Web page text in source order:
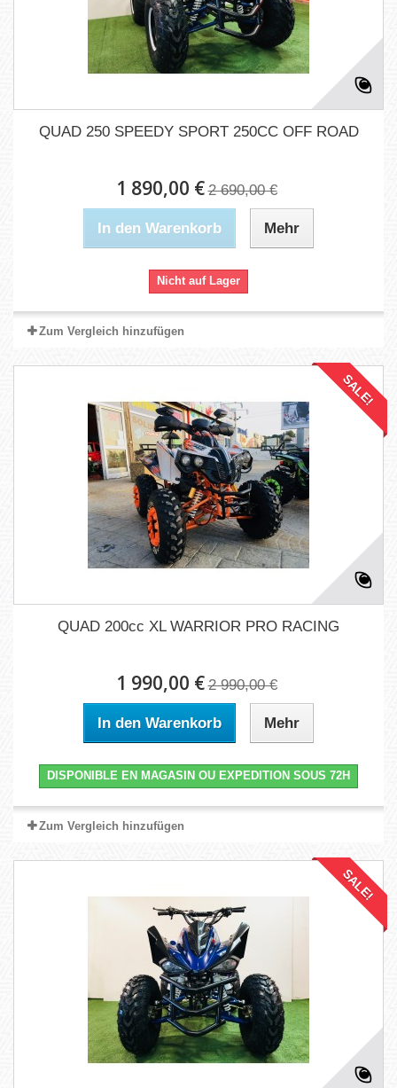
QUAD 250 SPEEDY SPORT 250CC OFF ROAD
1 890,00 € 2 690,00 €
In den Warenkorb Mehr
Nicht auf Lager
Zum Vergleich hinzufügen
SALE!
QUAD 200cc XL WARRIOR PRO RACING
1 990,00 € 2 990,00 €
In den Warenkorb Mehr
DISPONIBLE EN MAGASIN OU EXPEDITION SOUS 72H
Zum Vergleich hinzufügen
SALE!